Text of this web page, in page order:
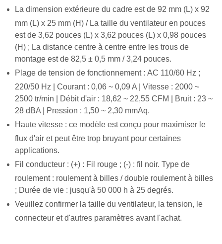
La dimension extérieure du cadre est de 92 mm (L) x 92
mm (L) x 25 mm (H) / La taille du ventilateur en pouces
est de 3,62 pouces (L) x 3,62 pouces (L) x 0,98 pouces
(H) ; La distance centre à centre entre les trous de
montage est de 82,5 ± 0,5 mm / 3,24 pouces.
Plage de tension de fonctionnement : AC 110/60 Hz ;
220/50 Hz | Courant : 0,06 ~ 0,09 A | Vitesse : 2000 ~
2500 tr/min | Débit d'air : 18,62 ~ 22,55 CFM | Bruit : 23 ~
28 dBA | Pression : 1,50 ~ 2,30 mmAq.
Haute vitesse : ce modèle est conçu pour maximiser le
flux d'air et peut être trop bruyant pour certaines
applications.
Fil conducteur : (+) : Fil rouge ; (-) : fil noir. Type de
roulement : roulement à billes / double roulement à billes
; Durée de vie : jusqu'à 50 000 h à 25 degrés.
Veuillez confirmer la taille du ventilateur, la tension, le
connecteur et d'autres paramètres avant l'achat.